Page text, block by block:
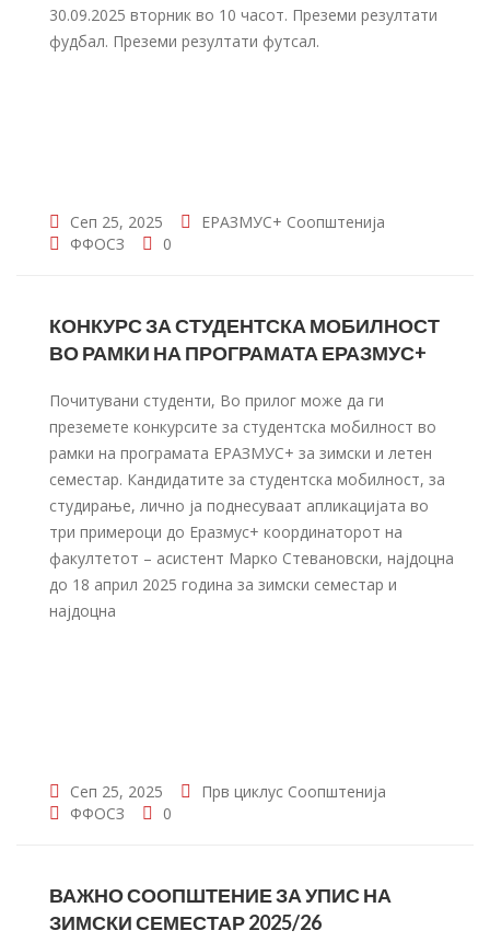
30.09.2025 вторник во 10 часот. Преземи резултати
фудбал. Преземи резултати футсал.
Сеп 25, 2025 ЕРАЗМУС+ Соопштенија
ФФОСЗ
0
КОНКУРС ЗА СТУДЕНТСКА МОБИЛНОСТ
ВО РАМКИ НА ПРОГРАМАТА ЕРАЗМУС+
Почитувани студенти, Во прилог може да ги
преземете конкурсите за студентска мобилност во
рамки на програмата ЕРАЗМУС+ за зимски и летен
семестар. Кандидатите за студентска мобилност, за
студирање, лично ја поднесуваат апликацијата во
три примероци до Еразмус+ координаторот на
факултетот – асистент Марко Стевановски, најдоцна
до 18 април 2025 година за зимски семестар и
најдоцна
Сеп 25, 2025 Прв циклус Соопштенија
ФФОСЗ
0
ВАЖНО СООПШТЕНИЕ ЗА УПИС НА
ЗИМСКИ СЕМЕСТАР 2025/26